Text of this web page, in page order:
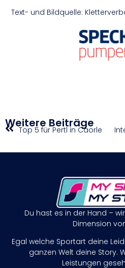
Text- und Bildquelle:
Weitere Beiträge
Top 5 für Pertl in Caorle
Du hast es in der Hand –
Dimension
Egal welche Sportart deine
ganzen Welt deine Story.
Leistungen